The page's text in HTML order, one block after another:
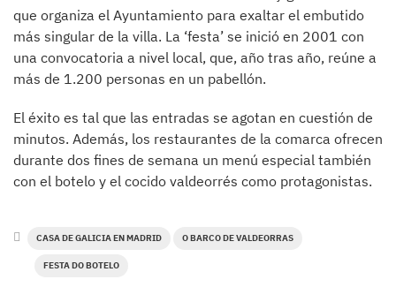
que organiza el Ayuntamiento para exaltar el embutido
más singular de la villa. La ‘festa’ se inició en 2001 con
una convocatoria a nivel local, que, año tras año, reúne a
más de 1.200 personas en un pabellón.
El éxito es tal que las entradas se agotan en cuestión de
minutos. Además, los restaurantes de la comarca ofrecen
durante dos fines de semana un menú especial también
con el botelo y el cocido valdeorrés como protagonistas.
CASA DE GALICIA EN MADRID O BARCO DE VALDEORRAS
FESTA DO BOTELO